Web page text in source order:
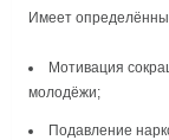
Имеет
Мотивация
молодёжи;
Подавление